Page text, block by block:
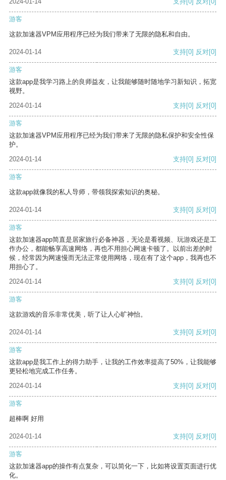
游客
这款加速器VPM应用程序已经为我们带来了无限的隐私和自由。
2024-01-14 支持[0] 反对[0]
游客
这款app是我学习路上的良师益友，让我能够随时随地学习新知识，拓宽
视野。
2024-01-14
支持[0] 反对[0]
游客
这款加速器VPM应用程序已经为我们带来了无限的隐私保护和安全性保
护。
2024-01-14
支持[0] 反对[0]
游客
这款app就像我的私人导师，带领我探索知识的奥秘。
2024-01-14 支持[0] 反对[0]
游客
这款加速器app简直是居家旅行必备神器，无论是看视频、玩游戏还是工
作办公，都能畅享高速网络，再也不用担心网速卡顿了。以前出差的时
候，经常因为网速慢而无法正常使用网络，现在有了这个app，我再也不
用担心了。
2024-01-14
支持[0] 反对[0]
游客
这款游戏的音乐非常优美，听了让人心旷神怡。
2024-01-14 支持[0] 反对[0]
游客
这款app是我工作上的得力助手，让我的工作效率提高了50%，让我能够
更轻松地完成工作任务。
2024-01-14
支持[0] 反对[0]
游客
超棒啊 好用
2024-01-14 支持[0] 反对[0]
游客
这款加速器app的操作有点复杂，可以简化一下，比如将设置页面进行优
化。